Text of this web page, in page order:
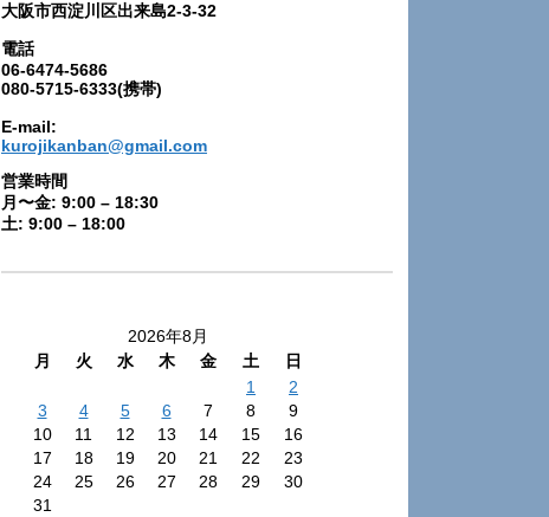
大阪市西淀川区出来島2-3-32
電話
06-6474-5686
080-5715-6333(携帯)
E-mail:
kurojikanban@gmail.com
営業時間
月〜金: 9:00 – 18:30
土: 9:00 – 18:00
2026年8月
月
火 水 木 金 土
日
1
2
3
4 5 6 7 8
9
10
11 12 13 14 15
16
17
18 19 20 21 22
23
24
25 26 27 28 29
30
31